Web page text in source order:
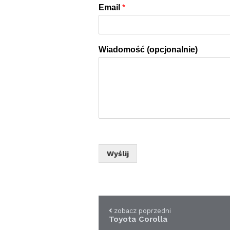
Email *
Wiadomość (opcjonalnie)
Wyślij
zobacz poprzedni
Toyota Corolla